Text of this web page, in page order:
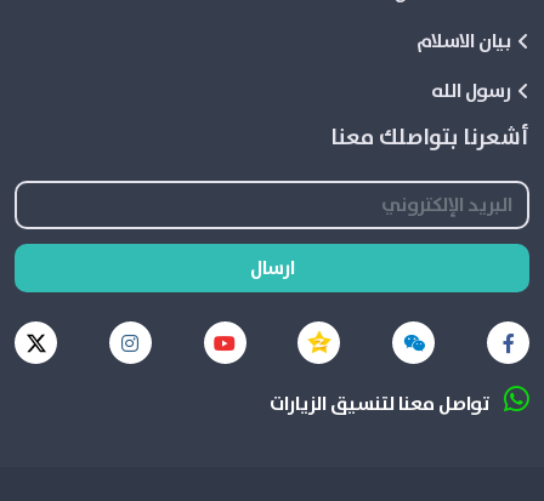
بيان الاسلام
رسول الله
أشعرنا بتواصلك معنا
ارسال
تواصل معنا لتنسيق الزيارات